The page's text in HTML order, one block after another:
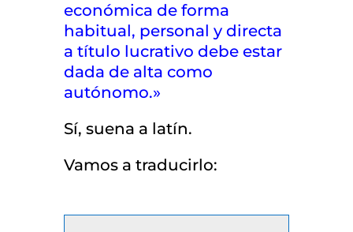
económica de forma
habitual, personal y directa
a título lucrativo debe estar
dada de alta como
autónomo.»
Sí, suena a latín.
Vamos a traducirlo: